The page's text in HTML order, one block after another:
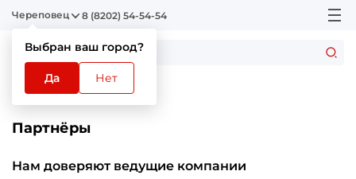
Череповец
Выбран ваш город?
Да Нет
8 (8202) 54-54-54
Главная Партнёры
Партнёры
Нам доверяют ведущие компании